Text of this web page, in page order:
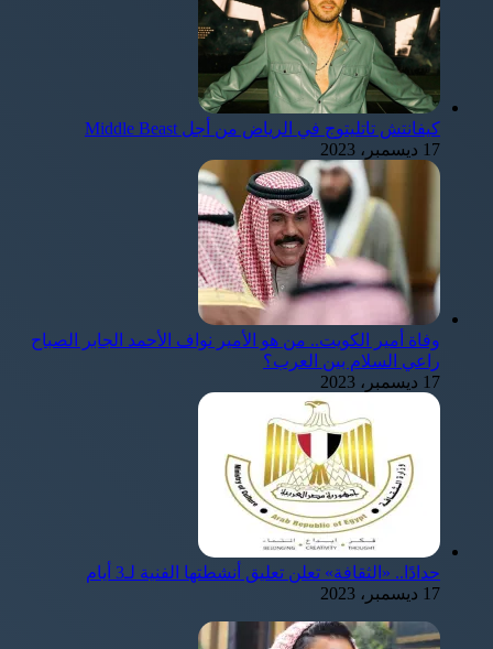
كيفانتش تاتليتوج في الرياض من أجل Middle Beast
17 ديسمبر، 2023
وفاة أمير الكويت.. من هو الأمير نواف الأحمد الجابر الصباح
راعي السلام بين العرب؟
17 ديسمبر، 2023
حدادًا.. «الثقافة» تعلن تعليق أنشطتها الفنية لـ3 أيام
17 ديسمبر، 2023